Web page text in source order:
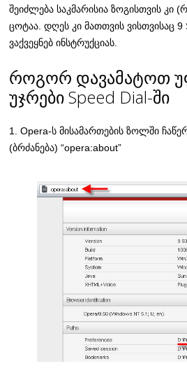
შეიძლება საკმარისია ზოგისთვის კი
ცოტაა. დღეს კი მათთვის ვისთვისაც 9
ვაქვეყნებ ინსტრუქციას.
როგორ დავამატოთ
უჯრები Speed Dial-ში
1. Opera-ს მისამართების ზოლში
(ბრძანება) “opera:about”